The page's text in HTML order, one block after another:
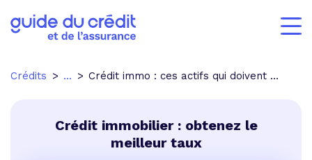
Crédits ... Crédit immo : ces actifs qui doivent montrer patte blanche pour emprunter
Crédit immobilier : obtenez le
meilleur taux